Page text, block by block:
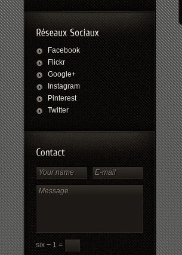
Facebook
Flickr
Google+
Instagram
Pinterest
Twitter
six − 1 =